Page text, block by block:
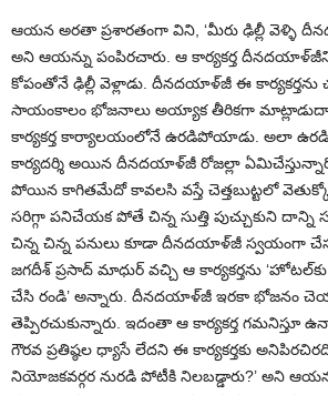
ఆయన అరతా ప్రశారతంగా విని, ‘మీరు ఢిల్లీ వెళ్ళి
అని ఆయన్ను పంపిరచారు. ఆ కార్యకర్త దీనదయాళ్‌జీని
కోపంతోనే ఢిల్లీ వెళ్లాడు. దీనదయాళ్‌జీ ఈ కార్యకర్తను
సాయంకాలం భోజనాలు అయ్యాక తీరికగా
కార్యకర్త కార్యాలయంలోనే ఉరడిపోయాడు. అలా
కార్యదర్శి అయిన దీనదయాళ్‌జీ రోజల్లా ఏమిచేస్తున్నారో
పోయిన కాగితమేదో కావలసి వస్తే చెత్తబుట్టలో
సరిగ్గా పనిచేయక పోతే చిన్న సుత్తి పుచ్చుకుని
చిన్న చిన్న పనులు కూడా దీనదయాళ్‌జీ స్వయంగా
జగదీశ్‌ ప్రసాద్‌ మాధుర్‌ వచ్చి ఆ కార్యకర్తను
చేసి రండి’ అన్నారు. దీనదయాళ్‌జీ ఇరకా భోజనం
తెప్పిరచుకున్నారు. ఇదంతా ఆ కార్యకర్త గమనిస్తూ
గౌరవ ప్రతిష్ఠల ధ్యాసే లేదని ఈ కార్యకర్తకు
నియోజకవర్గర నురడి పోటీకి నిలబడ్డారు?’ అని